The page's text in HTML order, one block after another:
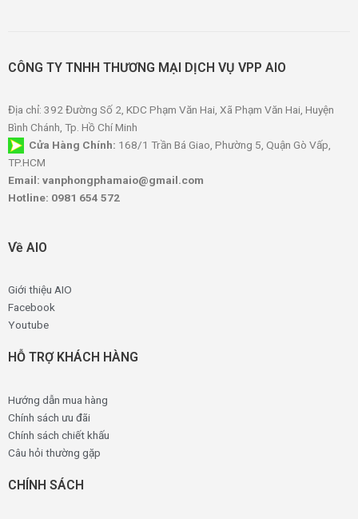
CÔNG TY TNHH THƯƠNG MẠI DỊCH VỤ VPP AIO
Địa chỉ: 392 Đường Số 2, KDC Phạm Văn Hai, Xã Phạm Văn Hai, Huyện
Bình Chánh, Tp. Hồ Chí Minh
Cửa Hàng Chính: 168/1 Trần Bá Giao, Phường 5, Quận Gò Vấp,
TP.HCM
Email: vanphongphamaio@gmail.com
Hotline: 0981 654 572
Về AIO
Giới thiệu AIO
Facebook
Youtube
HỖ TRỢ KHÁCH HÀNG
Hướng dẫn mua hàng
Chính sách ưu đãi
Chính sách chiết khấu
Câu hỏi thường gặp
CHÍNH SÁCH